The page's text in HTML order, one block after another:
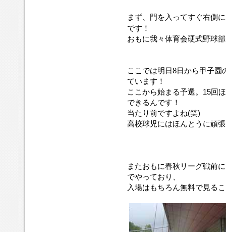
まず、門を入ってすぐ右側
です！
おもに我々体育会硬式野球
ここでは明日8日から甲子
ています！
ここから始まる予選。15回
できるんです！
当たり前ですよね(笑)
高校球児にはほんとうに頑
またおもに春秋リーグ戦前
でやっており、
入場はもちろん無料で見る